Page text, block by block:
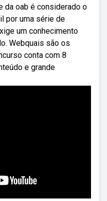
da oab é considerado o
por uma série de
um conhecimento
Webquais são os
conta com 8
e grande